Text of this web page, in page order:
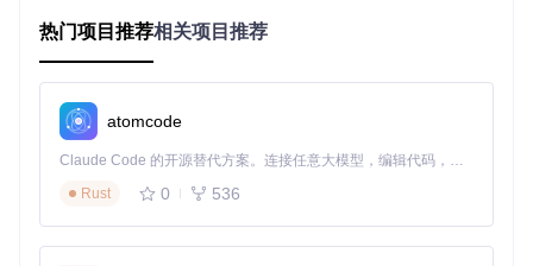
this.eventListeners forEach
this.element.addEventListener
    });
  }
核心价值 ：深入理解JavaScript面向对象编程，掌握组件封装
热门项目推荐相关项目推荐
atomcode
Claude Code 的开源替代方案。连接任意大模型，编辑代码，运行命令，自动验证 — 全自动执行。用 Rust 构建，极致性能。 ｜ An open-source alternative to Claude Code. Connect any LLM, edit code, run commands, and verify changes — autonomously. Built in Rust for speed. Get Started
Rust
0 536